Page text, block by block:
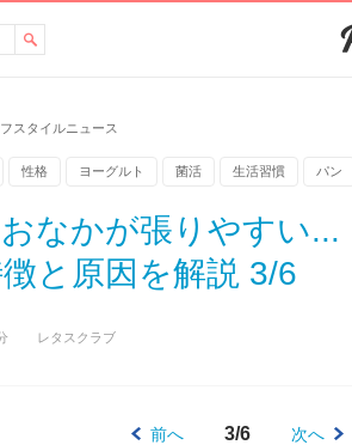
スタイルニュース
性格 ヨーグルト 菌活 生活習慣 パン
おなかが張りやすい
と原因を解説 3/6
レタスクラブ
前へ 3/6 次へ